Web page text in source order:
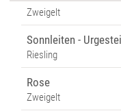
Zweigelt
Sonnleiten -
Riesling
Rose
Zweigelt